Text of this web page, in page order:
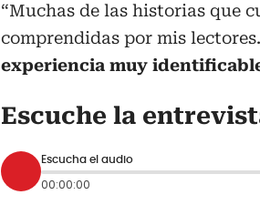
“Muchas de las historias que
comprendidas por mis lectores.
experiencia muy
Escuche la
Escucha el audio
00:00:00